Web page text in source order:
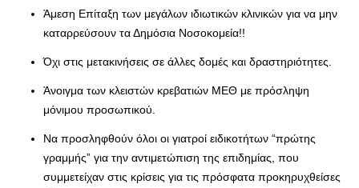
Άμεση Επίταξη των μεγάλων ιδιωτικών κλινικών για να μην
καταρρεύσουν τα Δημόσια Νοσοκομεία!!
Όχι στις μετακινήσεις σε άλλες δομές και δραστηριότητες.
Άνοιγμα των κλειστών κρεβατιών ΜΕΘ με πρόσληψη
μόνιμου προσωπικού.
Να προσληφθούν όλοι οι γιατροί ειδικοτήτων “πρώτης
γραμμής” για την αντιμετώπιση της επιδημίας, που
συμμετείχαν στις κρίσεις για τις πρόσφατα προκηρυχθείσες